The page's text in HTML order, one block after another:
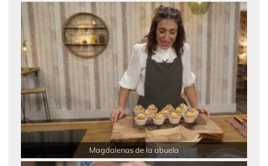
Magdalenas de la abuela